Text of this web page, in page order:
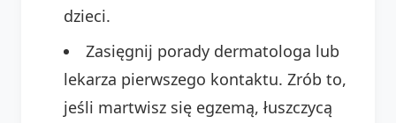
dzieci.
Zasięgnij porady dermatologa lub
lekarza pierwszego kontaktu. Zrób to,
jeśli martwisz się egzemą, łuszczycą